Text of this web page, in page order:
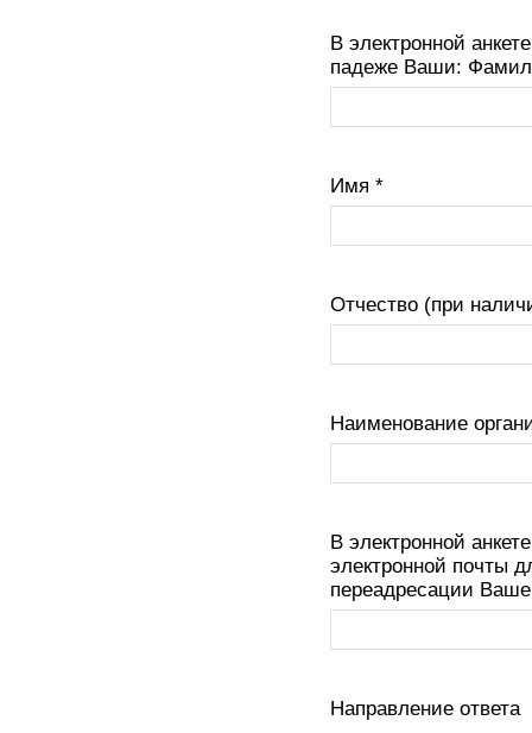
В электронной
падеже Ваши:
Имя *
Отчество (при
Наименование
В электронной
электронной почты
переадресации
Направление ответа